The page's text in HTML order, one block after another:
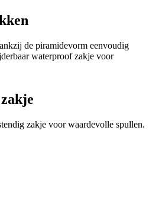
de piramidevorm eenvoudig
waterproof zakje voor
zakje voor waardevolle spullen.